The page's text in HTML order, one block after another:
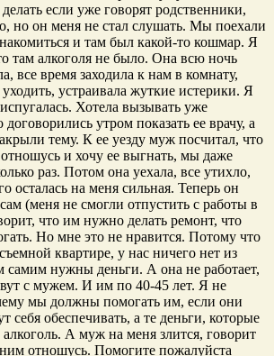
делать если уже говорят родственники,
но он меня не стал слушать. Мы поехали
и там был какой-то кошмар. Я
там алкоголя не было. Она всю ночь
все время заходила к нам в комнату,
устраивала жуткие истерики. Я
Хотела вызывать уже
утром показать ее врачу, а
тему. К ее уезду муж посчитал, что
и хочу ее выгнать, мы даже
раз. Потом она уехала, все утихло,
осталась на меня сильная. Теперь он
(меня не смогли отпустить с работы в
что им нужно делать ремонт, что
Но мне это не нравится. Потому что
квартире, у нас ничего нет из
самим нужны деньги. А она не работает,
с мужем. И им по 40-45 лет. Я не
мы должны помогать им, если они
себя обеспечивать, а те деньги, которые
алкоголь. А муж на меня злится, говорит
отношусь. Помогите пожалуйста